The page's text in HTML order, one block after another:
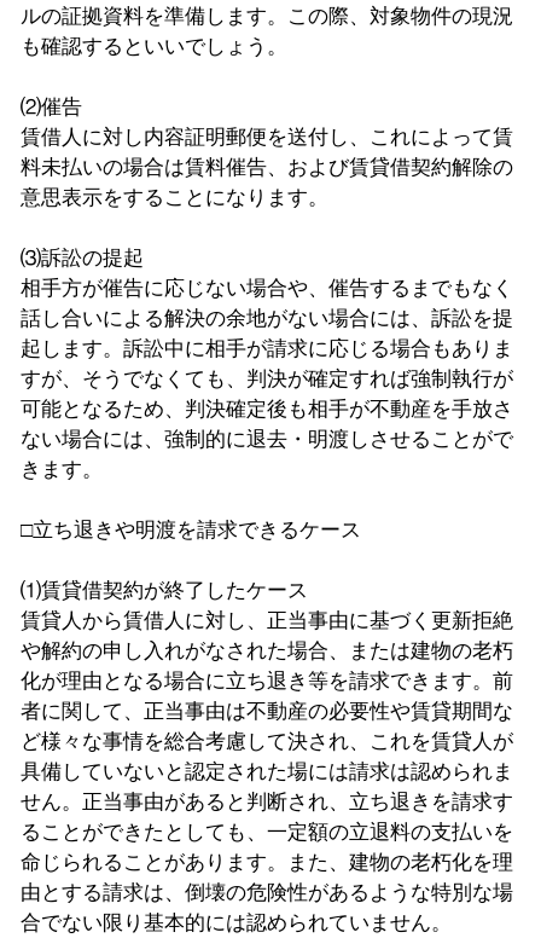
ルの証拠資料を準備します。この際、対象物件の現況
も確認するといいでしょう。
⑵催告
賃借人に対し内容証明郵便を送付し、これによって賃
料未払いの場合は賃料催告、および賃貸借契約解除の
意思表示をすることになります。
⑶訴訟の提起
相手方が催告に応じない場合や、催告するまでもなく
話し合いによる解決の余地がない場合には、訴訟を提
起します。訴訟中に相手が請求に応じる場合もありま
すが、そうでなくても、判決が確定すれば強制執行が
可能となるため、判決確定後も相手が不動産を手放さ
ない場合には、強制的に退去・明渡しさせることがで
きます。
□立ち退きや明渡を請求できるケース
⑴賃貸借契約が終了したケース
賃貸人から賃借人に対し、正当事由に基づく更新拒絶
や解約の申し入れがなされた場合、または建物の老朽
化が理由となる場合に立ち退き等を請求できます。前
者に関して、正当事由は不動産の必要性や賃貸期間な
ど様々な事情を総合考慮して決され、これを賃貸人が
具備していないと認定された場には請求は認められま
せん。正当事由があると判断され、立ち退きを請求す
ることができたとしても、一定額の立退料の支払いを
命じられることがあります。また、建物の老朽化を理
由とする請求は、倒壊の危険性があるような特別な場
合でない限り基本的には認められていません。